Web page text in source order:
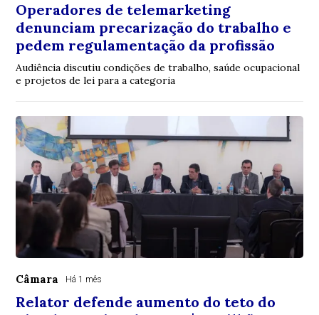
Operadores de telemarketing
denunciam precarização do trabalho e
pedem regulamentação da profissão
Audiência discutiu condições de trabalho, saúde ocupacional
e projetos de lei para a categoria
Câmara Há 1 mês
Relator defende aumento do teto do